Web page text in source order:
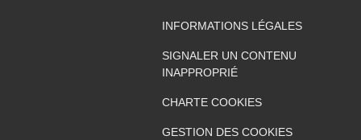
INFORMATIONS LÉGALES
SIGNALER UN CONTENU
INAPPROPRIÉ
CHARTE COOKIES
GESTION DES COOKIES